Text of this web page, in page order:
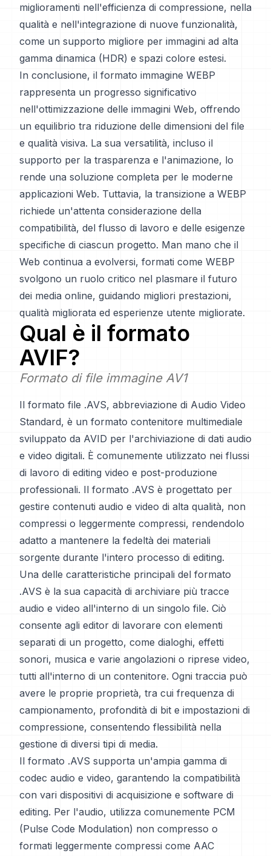
miglioramenti nell'efficienza di compressione, nella
qualità e nell'integrazione di nuove funzionalità,
come un supporto migliore per immagini ad alta
gamma dinamica (HDR) e spazi colore estesi.
In conclusione, il formato immagine WEBP
rappresenta un progresso significativo
nell'ottimizzazione delle immagini Web, offrendo
un equilibrio tra riduzione delle dimensioni del file
e qualità visiva. La sua versatilità, incluso il
supporto per la trasparenza e l'animazione, lo
rende una soluzione completa per le moderne
applicazioni Web. Tuttavia, la transizione a WEBP
richiede un'attenta considerazione della
compatibilità, del flusso di lavoro e delle esigenze
specifiche di ciascun progetto. Man mano che il
Web continua a evolversi, formati come WEBP
svolgono un ruolo critico nel plasmare il futuro
dei media online, guidando migliori prestazioni,
qualità migliorata ed esperienze utente migliorate.
Qual è il formato
AVIF?
Formato di file immagine AV1
Il formato file .AVS, abbreviazione di Audio Video
Standard, è un formato contenitore multimediale
sviluppato da AVID per l'archiviazione di dati audio
e video digitali. È comunemente utilizzato nei flussi
di lavoro di editing video e post-produzione
professionali. Il formato .AVS è progettato per
gestire contenuti audio e video di alta qualità, non
compressi o leggermente compressi, rendendolo
adatto a mantenere la fedeltà dei materiali
sorgente durante l'intero processo di editing.
Una delle caratteristiche principali del formato
.AVS è la sua capacità di archiviare più tracce
audio e video all'interno di un singolo file. Ciò
consente agli editor di lavorare con elementi
separati di un progetto, come dialoghi, effetti
sonori, musica e varie angolazioni o riprese video,
tutti all'interno di un contenitore. Ogni traccia può
avere le proprie proprietà, tra cui frequenza di
campionamento, profondità di bit e impostazioni di
compressione, consentendo flessibilità nella
gestione di diversi tipi di media.
Il formato .AVS supporta un'ampia gamma di
codec audio e video, garantendo la compatibilità
con vari dispositivi di acquisizione e software di
editing. Per l'audio, utilizza comunemente PCM
(Pulse Code Modulation) non compresso o
formati leggermente compressi come AAC